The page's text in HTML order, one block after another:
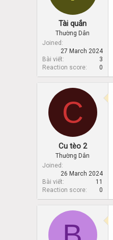
Tài quắn
Thường Dân
Joined
27 March 2024
Bài viết
3
Reaction score
0
C
Cu tèo 2
Thường Dân
Joined
26 March 2024
Bài viết
11
Reaction score
0